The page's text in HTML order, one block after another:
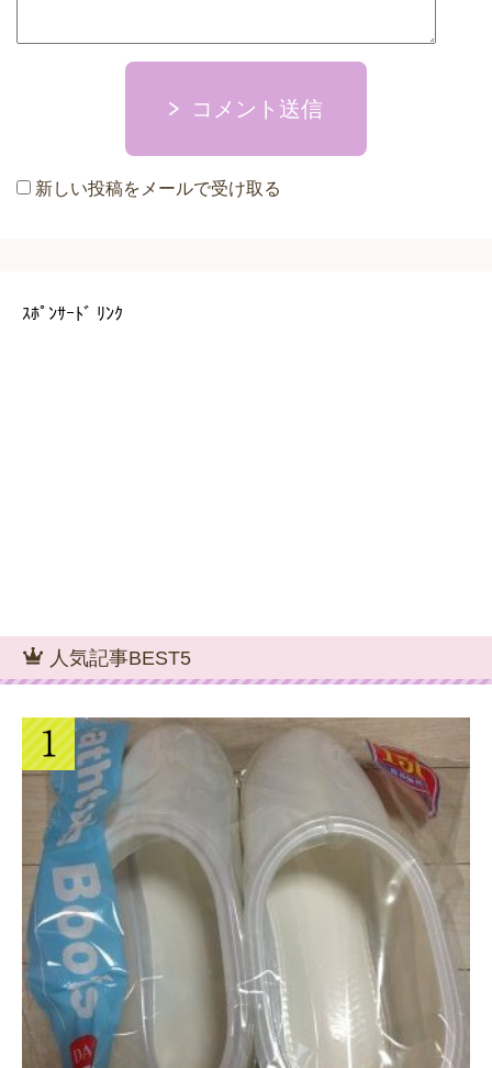
コメント送信
新しい投稿をメールで受け取る
ｽﾎﾟﾝｻｰﾄﾞ ﾘﾝｸ
人気記事BEST5